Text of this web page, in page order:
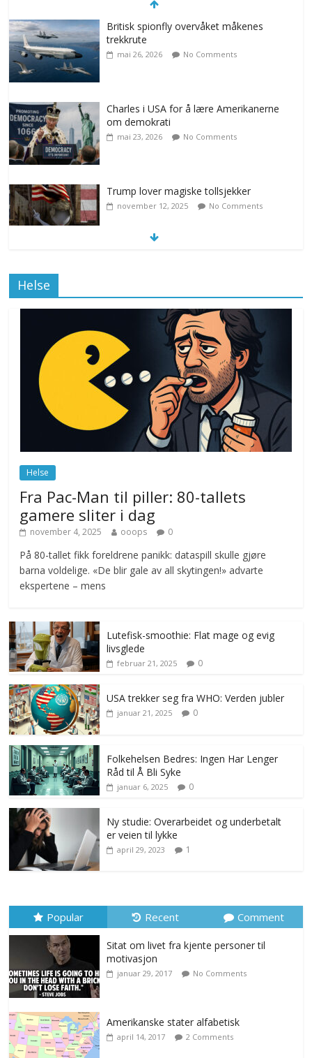
Britisk spionfly overvåket måkenes
trekkrute
mai 26, 2026 No Comments
Charles i USA for å lære Amerikanerne
om demokrati
mai 23, 2026 No Comments
Trump lover magiske tollsjekker
november 12, 2025 No Comments
Drone stopper flytrafikken i Stockholm,
ekspert mistenker MDG
november 6, 2025 No Comments
Norge innfører nullvisjon for nedbør
juni 23, 2026 No Comments
Helse
Helse
Fra Pac-Man til piller: 80-tallets
gamere sliter i dag
november 4, 2025 ooops 0
På 80-tallet fikk foreldrene panikk: dataspill skulle gjøre
barna voldelige. «De blir gale av all skytingen!» advarte
ekspertene – mens
Lutefisk-smoothie: Flat mage og evig
livsglede
februar 21, 2025 0
USA trekker seg fra WHO: Verden jubler
januar 21, 2025 0
Folkehelsen Bedres: Ingen Har Lenger
Råd til Å Bli Syke
januar 6, 2025 0
Ny studie: Overarbeidet og underbetalt
er veien til lykke
april 29, 2023 1
Popular Recent Comment
Sitat om livet fra kjente personer til
motivasjon
januar 29, 2017 No Comments
Amerikanske stater alfabetisk
april 14, 2017 2 Comments